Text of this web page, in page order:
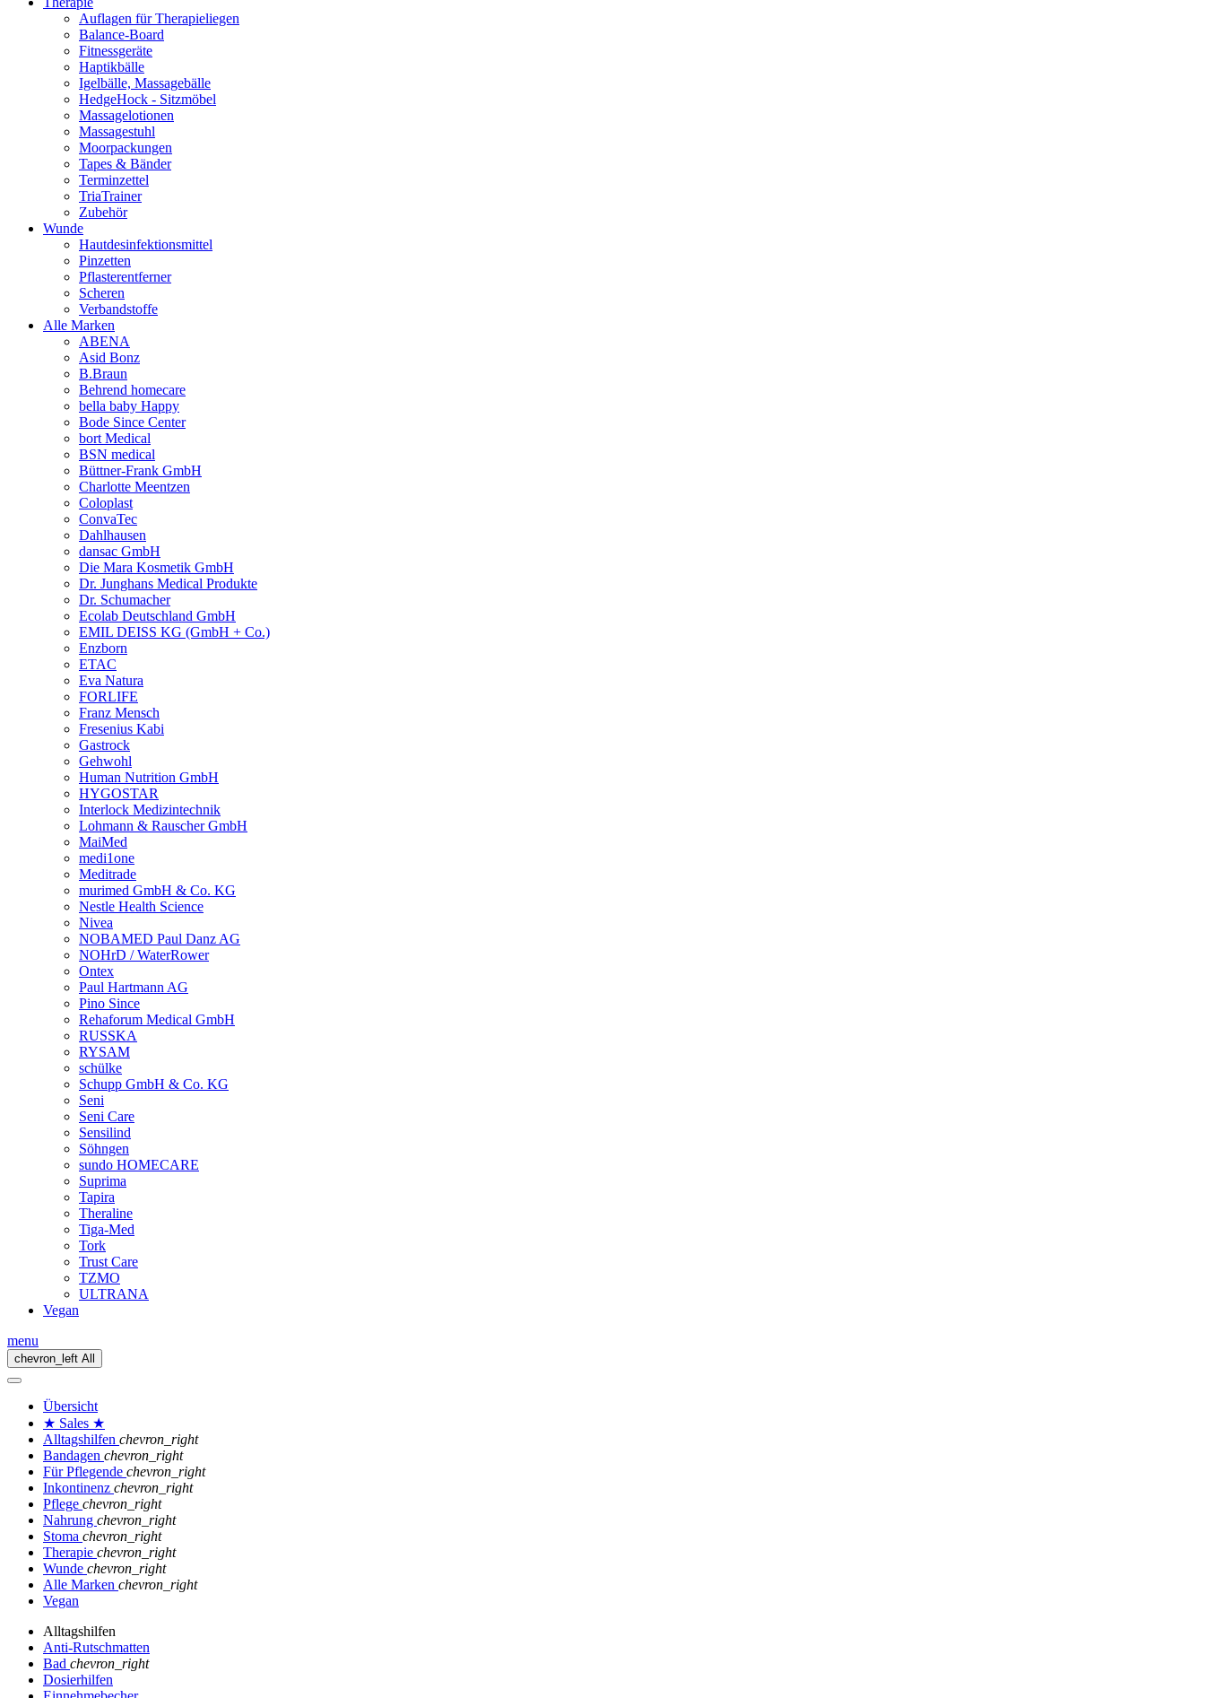
Auflagen für Therapieliegen
Balance-Board
Fitnessgeräte
Haptikbälle
Igelbälle, Massagebälle
HedgeHock - Sitzmöbel
Massagelotionen
Massagestuhl
Moorpackungen
Tapes & Bänder
Terminzettel
TriaTrainer
Zubehör
Wunde
Hautdesinfektionsmittel
Pinzetten
Pflasterentferner
Scheren
Verbandstoffe
Alle Marken
ABENA
Asid Bonz
B.Braun
Behrend homecare
bella baby Happy
Bode Since Center
bort Medical
BSN medical
Büttner-Frank GmbH
Charlotte Meentzen
Coloplast
ConvaTec
Dahlhausen
dansac GmbH
Die Mara Kosmetik GmbH
Dr. Junghans Medical Produkte
Dr. Schumacher
Ecolab Deutschland GmbH
EMIL DEISS KG (GmbH + Co.)
Enzborn
ETAC
Eva Natura
FORLIFE
Franz Mensch
Fresenius Kabi
Gastrock
Gehwohl
Human Nutrition GmbH
HYGOSTAR
Interlock Medizintechnik
Lohmann & Rauscher GmbH
MaiMed
medi1one
Meditrade
murimed GmbH & Co. KG
Nestle Health Science
Nivea
NOBAMED Paul Danz AG
NOHrD / WaterRower
Ontex
Paul Hartmann AG
Pino Since
Rehaforum Medical GmbH
RUSSKA
RYSAM
schülke
Schupp GmbH & Co. KG
Seni
Seni Care
Sensilind
Söhngen
sundo HOMECARE
Suprima
Tapira
Theraline
Tiga-Med
Tork
Trust Care
TZMO
ULTRANA
Vegan
menu
chevron_left All
Übersicht
★ Sales ★
Alltagshilfen chevron_right
Bandagen chevron_right
Für Pflegende chevron_right
Inkontinenz chevron_right
Pflege chevron_right
Nahrung chevron_right
Stoma chevron_right
Therapie chevron_right
Wunde chevron_right
Alle Marken chevron_right
Vegan
Alltagshilfen
Anti-Rutschmatten
Bad chevron_right
Dosierhilfen